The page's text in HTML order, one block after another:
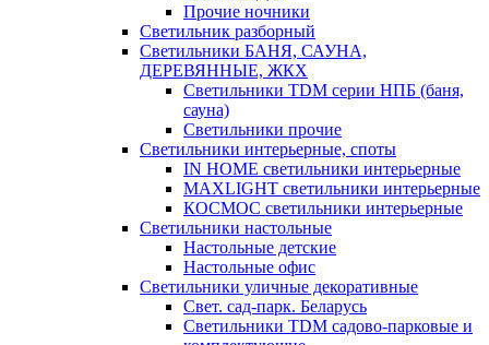
Прочие ночники
Светильник разборный
Светильники БАНЯ, САУНА,
ДЕРЕВЯННЫЕ, ЖКХ
Светильники TDM серии НПБ (баня,
сауна)
Светильники прочие
Светильники интерьерные, споты
IN HOME светильники интерьерные
MAXLIGHT светильники интерьерные
КОСМОС светильники интерьерные
Светильники настольные
Настольные детские
Настольные офис
Светильники уличные декоративные
Свет. сад-парк. Беларусь
Светильники TDM садово-парковые и